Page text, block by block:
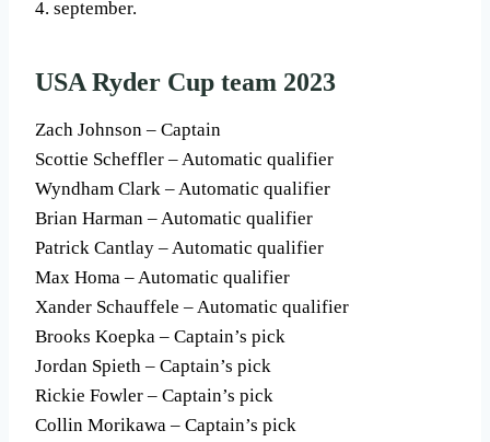
4. september.
USA Ryder Cup team 2023
Zach Johnson – Captain
Scottie Scheffler – Automatic qualifier
Wyndham Clark – Automatic qualifier
Brian Harman – Automatic qualifier
Patrick Cantlay – Automatic qualifier
Max Homa – Automatic qualifier
Xander Schauffele – Automatic qualifier
Brooks Koepka – Captain’s pick
Jordan Spieth – Captain’s pick
Rickie Fowler – Captain’s pick
Collin Morikawa – Captain’s pick